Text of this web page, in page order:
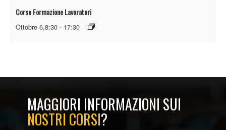
Corso Formazione Lavoratori
Ottobre 6,8:30 - 17:30
MAGGIORI INFORMAZIONI SUI
NOSTRI CORSI?